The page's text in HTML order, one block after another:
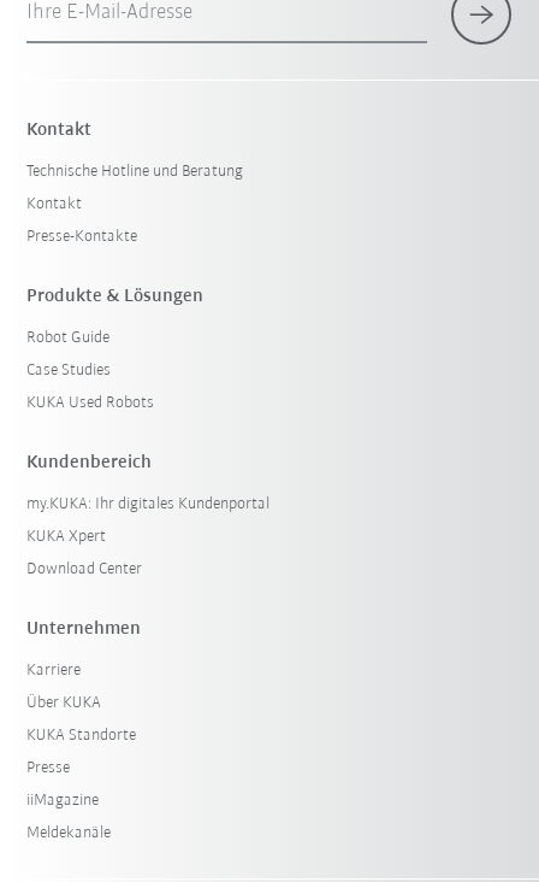
Ihre E-Mail-Adresse
Kontakt
Technische Hotline und Beratung
Kontakt
Presse-Kontakte
Produkte & Lösungen
Robot Guide
Case Studies
KUKA Used Robots
Kundenbereich
my.KUKA: Ihr digitales Kundenportal
KUKA Xpert
Download Center
Unternehmen
Karriere
Über KUKA
KUKA Standorte
Presse
iiMagazine
Meldekanäle